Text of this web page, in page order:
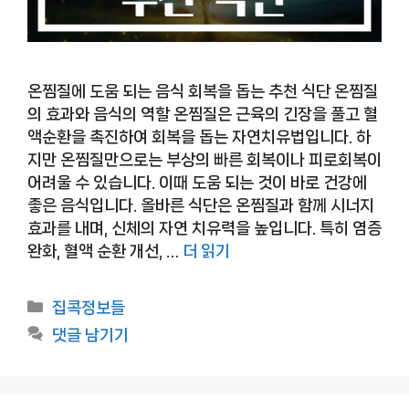
온찜질에 도움 되는 음식 회복을 돕는 추천 식단 온찜질
의 효과와 음식의 역할 온찜질은 근육의 긴장을 풀고 혈
액순환을 촉진하여 회복을 돕는 자연치유법입니다. 하
지만 온찜질만으로는 부상의 빠른 회복이나 피로회복이
어려울 수 있습니다. 이때 도움 되는 것이 바로 건강에
좋은 음식입니다. 올바른 식단은 온찜질과 함께 시너지
효과를 내며, 신체의 자연 치유력을 높입니다. 특히 염증
완화, 혈액 순환 개선, …
더 읽기
카
테
집콕정보들
댓글 남기기